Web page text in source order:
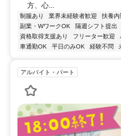
方、心...
制服あり 業界未経験者歓迎 扶養内
副業・WワークOK
隔週シフト提出
資格取得支援あり
フリーター歓迎
車通勤OK
平日のみOK 経験不問
アルバイト・パート